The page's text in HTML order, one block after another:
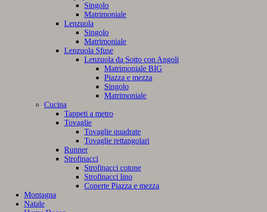
Singolo
Matrimoniale
Lenzuola
Singolo
Matrimoniale
Lenzuola Sfuse
Lenzuola da Sotto con Angoli
Matrimoniale BIG
Piazza e mezza
Singolo
Matrimoniale
Cucina
Tappeti a metro
Tovaglie
Tovaglie quadrate
Tovaglie rettangolari
Runner
Strofinacci
Strofinacci cotone
Strofinacci lino
Coperte Piazza e mezza
Montagna
Natale